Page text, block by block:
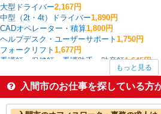
大型ドライバー2,167円
中型（2t・4t）ドライバー1,890円
CADオペレーター・積算1,800円
ヘルプデスク・ユーザーサポート 1,750円
フォークリフト 1,677円
看護師・保健師・看護助手・助産師1,645円
1,578円
その他介護・福祉1,555円
一般・営業事務 1,549円
家電・携帯販売1,542円
もっと見る
入間市のお仕事を探している方